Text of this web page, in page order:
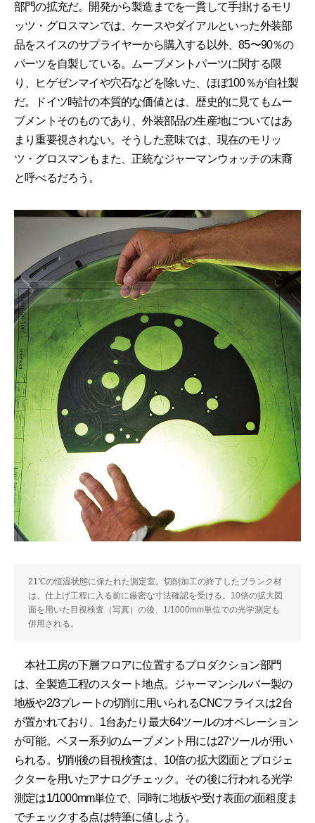
部門の拡充だ。開発から製造までを一貫して手掛けるモリ
ッツ・グロスマンでは、ケースやダイアルといった外装部
品をスイスのサプライヤーから購入する以外、85〜90％の
パーツを自製している。ムーブメントパーツに関する限
り、ヒゲゼンマイや穴石などを除いた、ほぼ100％が自社製
だ。ドイツ時計の本質的な価値とは、歴史的に見てもムー
ブメントそのものであり、外装部品の生産地についてはあ
まり重要視されない。そうした意味では、現在のモリッ
ツ・グロスマンもまた、正統なジャーマンウォッチの末裔
と呼べるだろう。
21℃の恒温状態に保たれた測定室。切削加工の終了したブランク材
は、仕上げ工程に入る前に厳密な寸法確認を受ける。10倍の拡大図
面を用いた目視検査（写真）の後、1/1000mm単位での光学測定も
併用される。
本社工房の下層フロアに位置するプロダクション部門
は、全製造工程のスタート地点。ジャーマンシルバー製の
地板や2/3プレートの切削に用いられるCNCフライスは2台
が置かれており、1台あたり最大64ツールのオペレーション
が可能。ベヌー系列のムーブメント用には27ツールが用い
られる。切削後の目視検査は、10倍の拡大図面とプロジェ
クターを用いたアナログチェック。その後に行われる光学
測定は1/1000mm単位で、同時に地板や受け表面の面粗度ま
でチェックする点は特筆に値しよう。